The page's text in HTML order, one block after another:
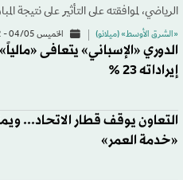
الرياضي، لموافقته على التأثير على نتيجة
«الشرق الأوسط» (ميلانو) الخميس 04/05 - 20:22
الدوري «الإسباني» يتعافى
إيراداته 23 %
التعاون يوقف قطار الاتحاد...
«خدمة العمر»